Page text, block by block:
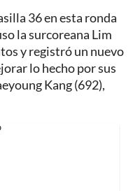
36 en esta ronda
la surcoreana Lim
y registró un nuevo
lo hecho por sus
Kang (692),